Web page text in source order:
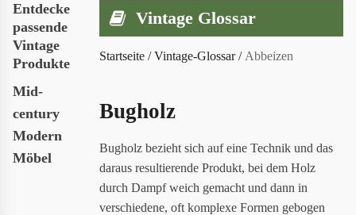
Entdecke
passende
Vintage
Produkte
Mid-
century
Modern
Möbel
Vintage Glossar
Startseite /Vintage-Glossar/ Abbeizen
Bugholz
Bugholz bezieht sich auf eine Technik und das
daraus resultierende Produkt, bei dem Holz
durch Dampf weich gemacht und dann in
verschiedene, oft komplexe Formen gebogen